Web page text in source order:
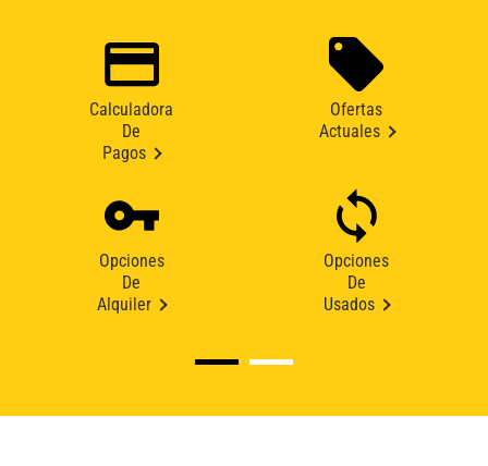
Calculadora
De
Pagos
Ofertas
Actuales
Opciones
De
Alquiler
Opciones
De
Usados